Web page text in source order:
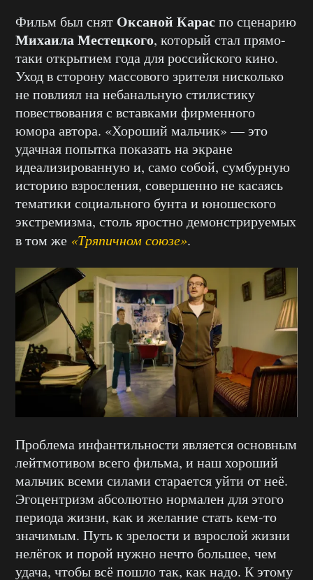
Фильм был снят Оксаной Караспо сценарию
Михаила Местецкого, который стал прямо-
таки открытием года для российского кино.
Уход в сторону массового зрителя нисколько
не повлиял на небанальную стилистику
повествования с вставками фирменного
юмора автора. «Хороший мальчик» — это
удачная попытка показать на экране
идеализированную и, само собой, сумбурную
историю взросления, совершенно не касаясь
тематики социального бунта и юношеского
экстремизма, столь яростно демонстрируемых
в том же «Тряпичном союзе».
Проблема инфантильности является основным
лейтмотивом всего фильма, и наш хороший
мальчик всеми силами старается уйти от неё.
Эгоцентризм абсолютно нормален для этого
периода жизни, как и желание стать кем-то
значимым. Путь к зрелости и взрослой жизни
нелёгок и порой нужно нечто большее, чем
удача, чтобы всё пошло так, как надо. К этому